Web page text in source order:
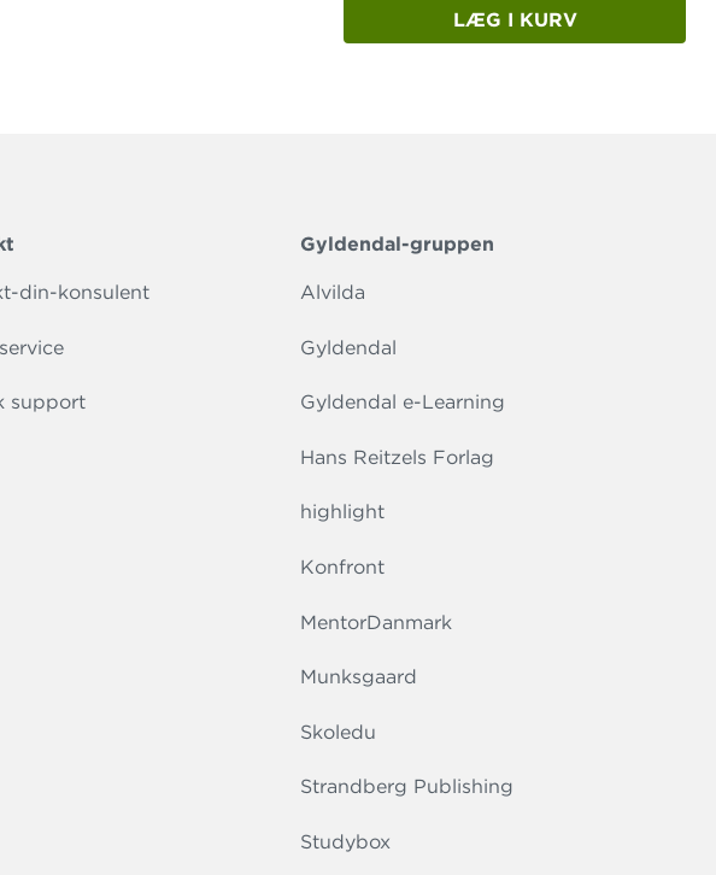
LÆG I KURV
din-konsulent
support
Gyldendal-gruppen
Alvilda
Gyldendal
Gyldendal e-Learning
Hans Reitzels Forlag
highlight
Konfront
MentorDanmark
Munksgaard
Skoledu
Strandberg Publishing
Studybox